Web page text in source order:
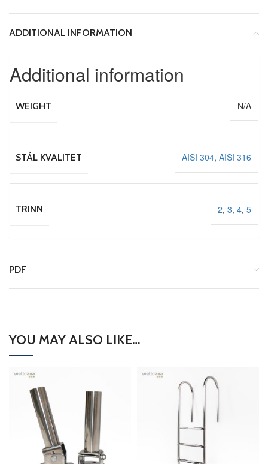
ADDITIONAL INFORMATION
Additional information
WEIGHT N/A
STÅL KVALITET AISI 304, AISI 316
TRINN 2, 3, 4, 5
PDF
YOU MAY ALSO LIKE…